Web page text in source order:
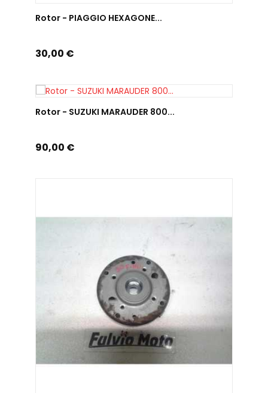
Rotor - PIAGGIO HEXAGONE...
Prix
30,00 €
Rotor - SUZUKI MARAUDER 800...
Prix
90,00 €